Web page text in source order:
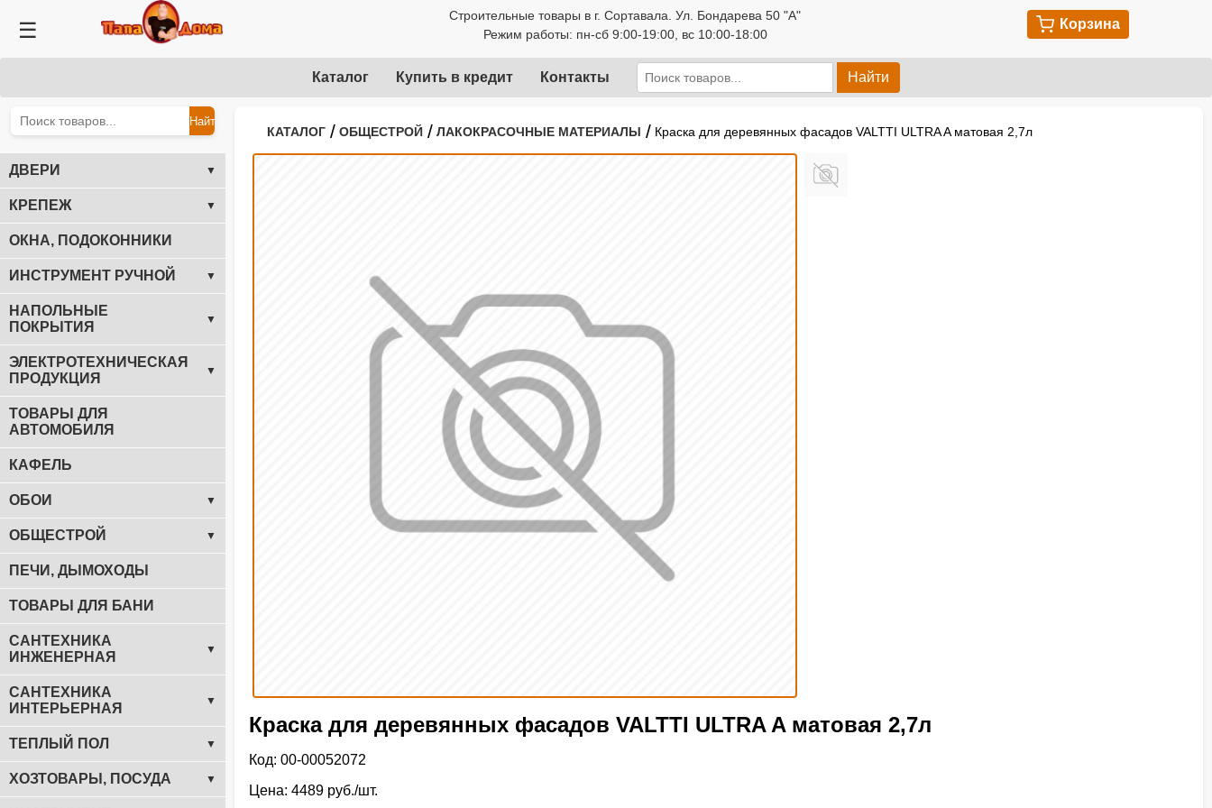
☰
Строительные товары в г. Сортавала. Ул. Бондарева 50 "А"
Режим работы: пн-сб 9:00-19:00, вс 10:00-18:00
Корзина
Каталог Купить в кредит Контакты Найти
Найти
ДВЕРИ ▼
КРЕПЕЖ ▼
ОКНА, ПОДОКОННИКИ
ИНСТРУМЕНТ РУЧНОЙ ▼
НАПОЛЬНЫЕ
ПОКРЫТИЯ
▼
ЭЛЕКТРОТЕХНИЧЕСКАЯ
ПРОДУКЦИЯ
▼
ТОВАРЫ ДЛЯ
АВТОМОБИЛЯ
КАФЕЛЬ
ОБОИ ▼
ОБЩЕСТРОЙ ▼
ПЕЧИ, ДЫМОХОДЫ
ТОВАРЫ ДЛЯ БАНИ
САНТЕХНИКА
ИНЖЕНЕРНАЯ
▼
САНТЕХНИКА
ИНТЕРЬЕРНАЯ
▼
ТЕПЛЫЙ ПОЛ ▼
ХОЗТОВАРЫ, ПОСУДА ▼
КАТАЛОГ / ОБЩЕСТРОЙ / ЛАКОКРАСОЧНЫЕ МАТЕРИАЛЫ / Краска для деревянных фасадов VALTTI ULTRA A матовая 2,7л
Краска для деревянных фасадов VALTTI ULTRA A матовая 2,7л
Код: 00-00052072
Цена: 4489 руб./шт.